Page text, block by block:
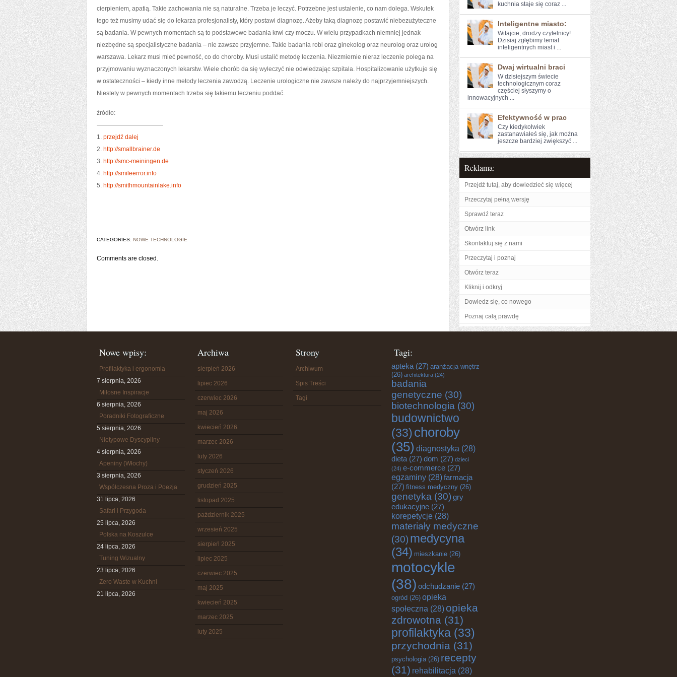
cierpieniem, apatią. Takie zachowania nie są naturalne. Trzeba je leczyć. Potrzebne jest ustalenie, co nam dolega. Wskutek
tego też musimy udać się do lekarza profesjonalisty, który postawi diagnozę. Ażeby taką diagnozę postawić niebezużyteczne
są badania. W pewnych momentach są to podstawowe badania krwi czy moczu. W wielu przypadkach niemniej jednak
niezbędne są specjalistyczne badania – nie zawsze przyjemne. Takie badania robi oraz ginekolog oraz neurolog oraz urolog
warszawa. Lekarz musi mieć pewność, co do choroby. Musi ustalić metodę leczenia. Niezmiernie nieraz leczenie polega na
przyjmowaniu wyznaczonych lekarstw. Wiele chorób da się wyleczyć nie odwiedzając szpitala. Hospitalizowanie użytkuje się
w ostateczności – kiedy inne metody leczenia zawodzą. Leczenie urologiczne nie zawsze należy do najprzyjemniejszych.
Niestety w pewnych momentach trzeba się takiemu leczeniu poddać.
źródło:
———————————
1. przejdź dalej
2. http://smallbrainer.de
3. http://smc-meiningen.de
4. http://smileerror.info
5. http://smithmountainlake.info
CATEGORIES: NOWE TECHNOLOGIE
Comments are closed.
kuchnia staje się coraz ...
Inteligentne miasto:
Witajcie, drodzy czytelnicy!
Dzisiaj zgłębimy temat
inteligentnych‍ miast i ...
Dwaj wirtualni braci
W ​dzisiejszym świecie
technologicznym ​coraz⁢
częściej słyszymy o
innowacyjnych ...
Efektywność w prac
Czy kiedykolwiek
zastanawiałeś się, jak można
jeszcze bardziej⁣ zwiększyć ...
Reklama:
Przejdź tutaj, aby dowiedzieć się więcej
Przeczytaj pełną wersję
Sprawdź teraz
Otwórz link
Skontaktuj się z nami
Przeczytaj i poznaj
Otwórz teraz
Kliknij i odkryj
Dowiedz się, co nowego
Poznaj całą prawdę
Nowe wpisy:
Profilaktyka i ergonomia
7 sierpnia, 2026
Miłosne Inspiracje
6 sierpnia, 2026
Poradniki Fotograficzne
5 sierpnia, 2026
Nietypowe Dyscypliny
4 sierpnia, 2026
Apeniny (Włochy)
3 sierpnia, 2026
Współczesna Proza i Poezja
31 lipca, 2026
Safari i Przygoda
25 lipca, 2026
Polska na Koszulce
24 lipca, 2026
Tuning Wizualny
23 lipca, 2026
Zero Waste w Kuchni
21 lipca, 2026
Archiwa
sierpień 2026
lipiec 2026
czerwiec 2026
maj 2026
kwiecień 2026
marzec 2026
luty 2026
styczeń 2026
grudzień 2025
listopad 2025
październik 2025
wrzesień 2025
sierpień 2025
lipiec 2025
czerwiec 2025
maj 2025
kwiecień 2025
marzec 2025
luty 2025
Strony
Archiwum
Spis Treści
Tagi
Tagi:
apteka (27) aranżacja wnętrz
(26) architektura (24)
badania
genetyczne (30)
biotechnologia (30)
budownictwo
(33)choroby
(35) diagnostyka (28)
dieta (27) dom (27) dzieci
(24) e-commerce (27)
egzaminy (28)farmacja
(27) fitness medyczny (26)
genetyka (30) gry
edukacyjne (27)
korepetycje (28)
materiały medyczne
(30) medycyna
(34) mieszkanie (26)
motocykle
(38) odchudzanie (27)
ogród (26) opieka
społeczna (28) opieka
zdrowotna (31)
profilaktyka (33)
przychodnia (31)
psychologia(26) recepty
(31) rehabilitacja (28)